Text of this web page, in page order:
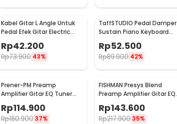
Kabel Gitar L Angle Untuk
Pedal Efek Gitar Electric
Guitar Cable 6 PCS - XGQ-
X-6
Rp42.200
Rp73.900 43%
TaffSTUDIO Pedal Damper
Sustain Piano Keyboard
Universal Jack 6.35 mm -
WTB-005
Rp52.500
Rp89.900 42%
Prener-PM Preamp
Amplifier Gitar EQ Tuner
dengan Microphone - LC-5
Rp114.900
Rp180.900 37%
FISHMAN Presys Blend
Preamp Amplifier Gitar EQ
Tuner - EQ-301
Rp143.600
Rp217.90035%